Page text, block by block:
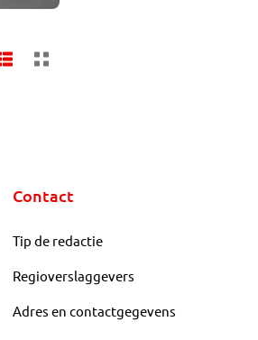
Contact
Tip de redactie
Regioverslaggevers
Adres en contactgegevens